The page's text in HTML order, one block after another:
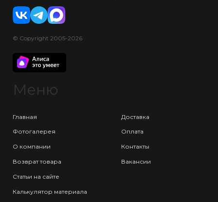
© Copyright 2005-2026
Меню
Главная
Фотогалерея
О компании
Возврат товара
Статьи на сайте
Калькулятор материала
Доставка
Оплата
Контакты
Вакансии